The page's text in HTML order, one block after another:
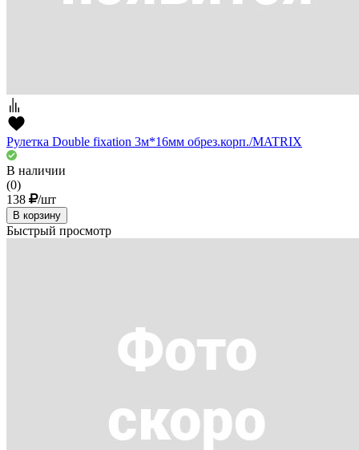
Рулетка Double fixation 3м*16мм обрез.корп./MATRIX
В наличии
(0)
138
/шт
В корзину
Быстрый просмотр